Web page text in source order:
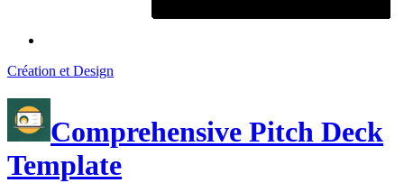
Création et Design
Comprehensive Pitch Deck
Template